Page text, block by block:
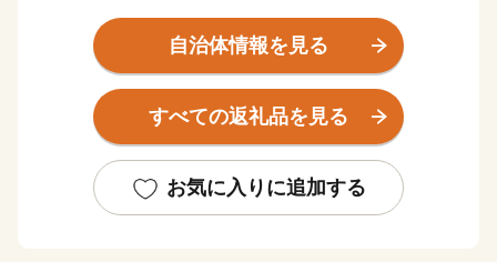
のアクセスも非常に良く、東京、京都、大阪、富士山な
ど日本で人気の観光地を周遊する旅の滞在地として便利
な立地にあります。
そのため、国内外から毎年2000万人を超える観光客が
文化遺産にも登録されている富士山を近くに見ることも
出来ます。
自治体情報を見る
すべての返礼品を見る
お気に入りに追加する